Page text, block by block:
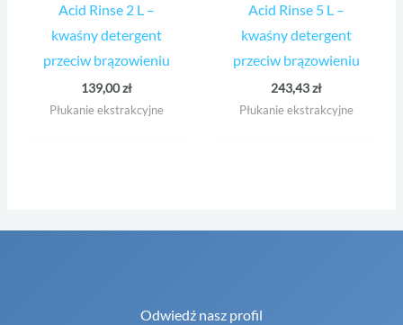
Acid Rinse 2 L –
kwaśny detergent
przeciw brązowieniu
139,00zł
Płukanie ekstrakcyjne
Acid Rinse 5 L –
kwaśny detergent
przeciw brązowieniu
243,43zł
Płukanie ekstrakcyjne
Odwiedź nasz profil